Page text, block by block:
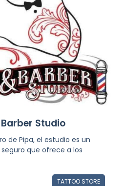
Studio
de Pipa, el estudio es un
que ofrece a los
TATTOO STORE